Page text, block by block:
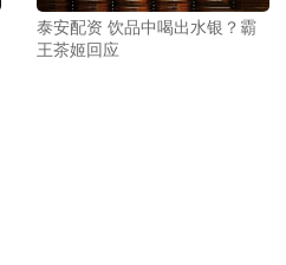
泰安配资 饮品中喝出水银？霸
王茶姬回应